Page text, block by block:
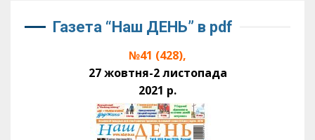
Газета “Наш ДЕНЬ” в pdf
№41 (428),
27 жовтня-2 листопада
2021 р.